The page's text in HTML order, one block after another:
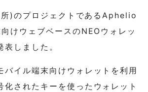
)のプロジェクトであるAphelio
けウェブベースのNEOウォレッ
表しました。
バイル端末向けウォレットを利用
化されたキーを使ったウォレット